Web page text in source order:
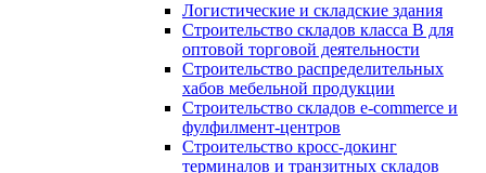
Логистические и складские здания
Строительство складов класса B для
оптовой торговой деятельности
Строительство распределительных
хабов мебельной продукции
Строительство складов e-commerce и
фулфилмент-центров
Строительство кросс-докинг
терминалов и транзитных складов